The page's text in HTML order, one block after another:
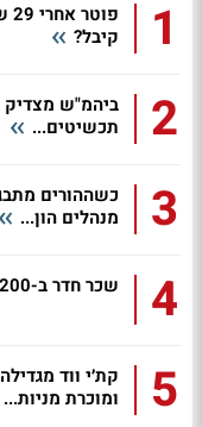
1
קיבל?
2
ביהמ"ש מצדיק
תכשיטים...
3
כשההורים
מנהלים הון...
4 שכר חדר ב-200 דולר - וזכה במחצית מדירת המנוחה
5
ומוכרת מניות...